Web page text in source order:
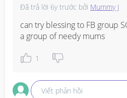
Đã trả lời 6y trước bởi Mummy J
can try blessing to FB group
a group of needy mums
1
Viết phản hồi